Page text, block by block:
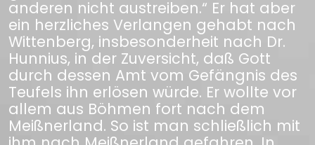
anderen nicht austreiben.“ Er hat aber
ein herzliches Verlangen gehabt nach
Wittenberg, insbesonderheit nach Dr.
Hunnius, in der Zuversicht, daß Gott
durch dessen Amt vom Gefängnis des
Teufels ihn erlösen würde. Er wollte vor
allem aus Böhmen fort nach dem
Meißnerland. So ist man schließlich mit